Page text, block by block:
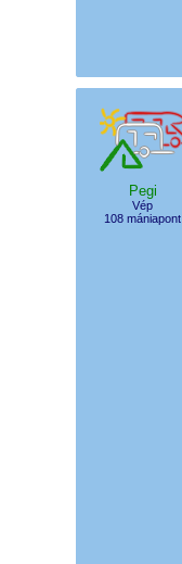
Pegi
Vép
108 mániapont